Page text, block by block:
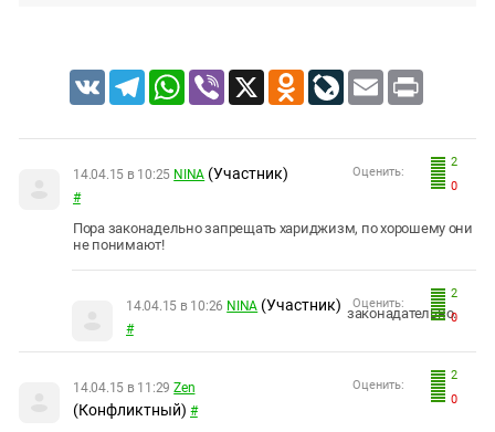
VK TelegramWhatsApp
Viber X Odnoklassniki
LiveJournal
Email Print
2
0
Оценить:
14.04.15 в 10:25 NINA (Участник)
#
Пора законадельно запрещать хариджизм, по хорошему они
не понимают!
2
0
Оценить:
14.04.15 в 10:26 NINA (Участник)
#
законадательно.
2
0
Оценить:
14.04.15 в 11:29 Zen
(Конфликтный) #